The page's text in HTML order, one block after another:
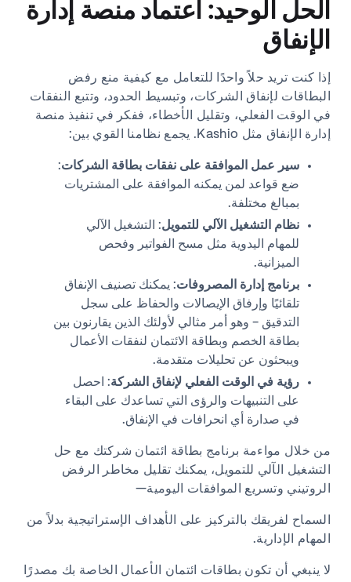
الحل الوحيد: اعتماد منصة إدارة
الإنفاق
إذا كنت تريد حلاً واحدًا للتعامل مع كيفية منع رفض
البطاقات لإنفاق الشركات، وتبسيط الحدود، وتتبع النفقات
في الوقت الفعلي، وتقليل الأخطاء، ففكر في تنفيذ منصة
إدارة الإنفاق مثل Kashio. يجمع نظامنا القوي بين:
سير عمل الموافقة على نفقات بطاقة الشركات:
ضع قواعد لمن يمكنه الموافقة على المشتريات
بمبالغ مختلفة.
نظام التشغيل الآلي للتمويل: التشغيل الآلي
للمهام اليدوية مثل مسح الفواتير وفحص
الميزانية.
برنامج إدارة المصروفات: يمكنك تصنيف الإنفاق
تلقائيًا وإرفاق الإيصالات والحفاظ على سجل
التدقيق - وهو أمر مثالي لأولئك الذين يقارنون بين
بطاقة الخصم وبطاقة الائتمان لنفقات الأعمال
ويبحثون عن تحليلات متقدمة.
رؤية في الوقت الفعلي لإنفاق الشركة: احصل
على التنبيهات والرؤى التي تساعدك على البقاء
في صدارة أي انحرافات في الإنفاق.
من خلال مواءمة برنامج بطاقة ائتمان شركتك مع حل
التشغيل الآلي للتمويل، يمكنك تقليل مخاطر الرفض
الروتيني وتسريع الموافقات اليومية—
السماح لفريقك بالتركيز على الأهداف الإستراتيجية بدلاً من
المهام الإدارية.
لا ينبغي أن تكون بطاقات ائتمان الأعمال الخاصة بك مصدرًا